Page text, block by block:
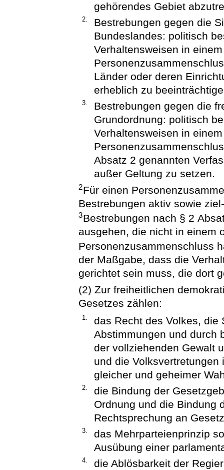
gehörendes Gebiet
2.
Bestrebungen gegen die
Bundeslandes: politisch
Verhaltensweisen in
Länder oder deren
erheblich zu
3.
Bestrebungen gegen die
Grundordnung: politisch
Verhaltensweisen in
Absatz 2 genannten
außer Geltung zu setzen.
2Für einen
Bestrebungen aktiv sowie
3Bestrebungen nach § 2
ausgehen, die nicht in einem
Personenzusammenschluss
der Maßgabe, dass die
gerichtet sein muss, die dort
(2) Zur freiheitlichen
Gesetzes zählen:
1.
das Recht des Volkes, die
Abstimmungen und durch
der vollziehenden Gewalt
und die Volksvertretungen
gleicher und geheimer
2.
die Bindung der
Ordnung und die Bindung
Rechtsprechung an
3.
das Mehrparteienprinzip
Ausübung einer
4.
die Ablösbarkeit der